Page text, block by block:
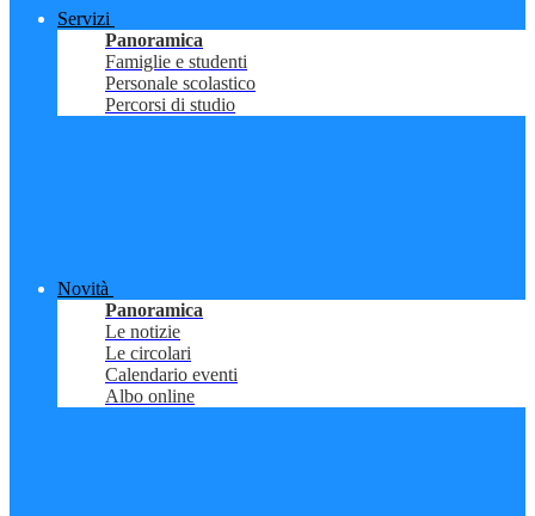
Servizi
Panoramica
Famiglie e studenti
Personale scolastico
Percorsi di studio
Novità
Panoramica
Le notizie
Le circolari
Calendario eventi
Albo online